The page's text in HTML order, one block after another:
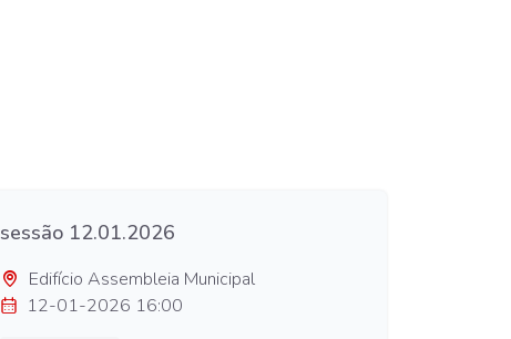
sessão 12.01.2026
Edifício Assembleia Municipal
12-01-2026 16:00